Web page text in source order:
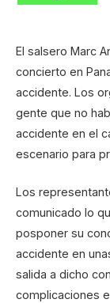
El salsero Marc
concierto en
accidente. Los
gente que no
accidente en el
escenario para
Los
comunicado lo
posponer su
accidente en
salida a dicho
complicaciones